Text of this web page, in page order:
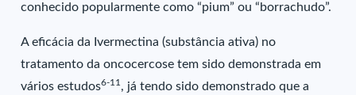
conhecido popularmente como “pium” ou “borrachudo”.
A eficácia da Ivermectina (substância ativa) no
tratamento da oncocercose tem sido demonstrada em
vários estudos6-11 , já tendo sido demonstrado que a